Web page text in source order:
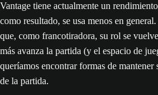
Vantage tiene actualmente un
como resultado, se usa menos en
que, como francotiradora, su rol se
más avanza la partida (y el espacio de
queríamos encontrar formas de mantener
de la partida.